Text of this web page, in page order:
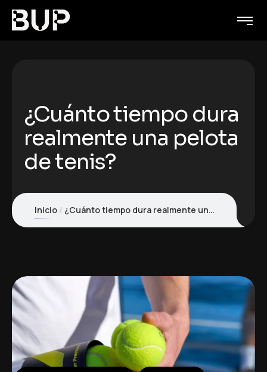
¿Cuánto tiempo dura
realmente una pelota
de tenis?
Inicio ¿Cuánto tiempo dura realmente una pelota de tenis?